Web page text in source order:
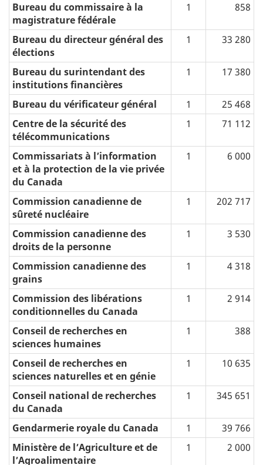
Bureau du commissaire à la
magistrature fédérale
1 858
Bureau du directeur général des
élections
1 33 280
Bureau du surintendant des
institutions financières
1 17 380
Bureau du vérificateur général 1
25 468
Centre de la sécurité des
télécommunications
1 71 112
Commissariats à l’information
et à la protection de la vie privée
du Canada
1 6 000
Commission canadienne de
sûreté nucléaire
1 202 717
Commission canadienne des
droits de la personne
1 3 530
Commission canadienne des
grains
1 4 318
Commission des libérations
conditionnelles du Canada
1 2 914
Conseil de recherches en
sciences humaines
1 388
Conseil de recherches en
sciences naturelles et en génie
1 10 635
Conseil national de recherches
du Canada
1 345 651
Gendarmerie royale du Canada 1
39 766
Ministère de l’Agriculture et de
l’Agroalimentaire
1 2 000